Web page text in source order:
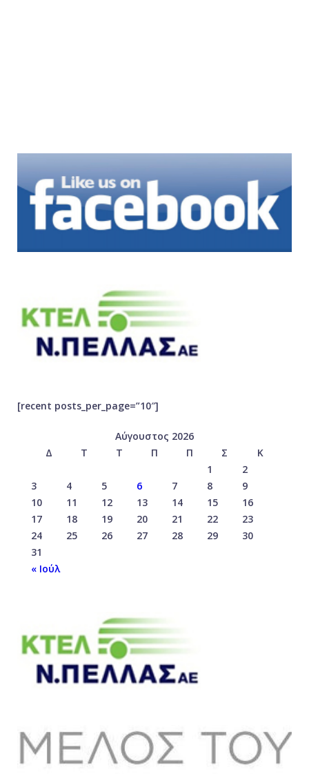
[recent posts_per_page=”10″]
Αύγουστος 2026
Δ
Τ Τ Π Π Σ
Κ
1
2
3
4 5 6 7 8
9
10
11 12 13 14 15
16
17
18 19 20 21 22
23
24
25 26 27 28 29
30
31
« Ιούλ